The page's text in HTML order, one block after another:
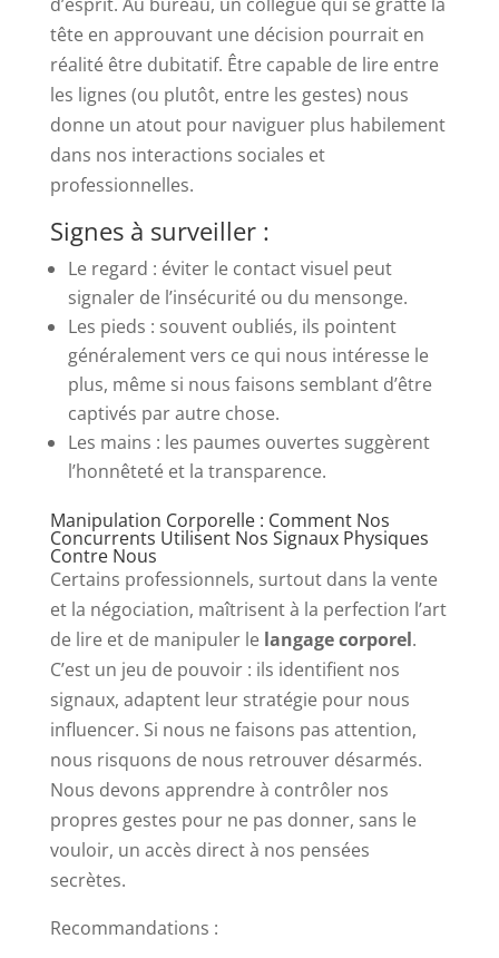
tête en approuvant une décision pourrait en
réalité être dubitatif. Être capable de lire entre
les lignes (ou plutôt, entre les gestes) nous
donne un atout pour naviguer plus habilement
dans nos interactions sociales et
professionnelles.
Signes à surveiller :
Le regard : éviter le contact visuel peut
signaler de l’insécurité ou du mensonge.
Les pieds : souvent oubliés, ils pointent
généralement vers ce qui nous intéresse le
plus, même si nous faisons semblant d’être
captivés par autre chose.
Les mains : les paumes ouvertes suggèrent
l’honnêteté et la transparence.
Manipulation Corporelle : Comment Nos
Concurrents Utilisent Nos Signaux Physiques
Contre Nous
Certains professionnels, surtout dans la vente
et la négociation, maîtrisent à la perfection l’art
de lire et de manipuler le langage corporel.
C’est un jeu de pouvoir : ils identifient nos
signaux, adaptent leur stratégie pour nous
influencer. Si nous ne faisons pas attention,
nous risquons de nous retrouver désarmés.
Nous devons apprendre à contrôler nos
propres gestes pour ne pas donner, sans le
vouloir, un accès direct à nos pensées
secrètes.
Recommandations :